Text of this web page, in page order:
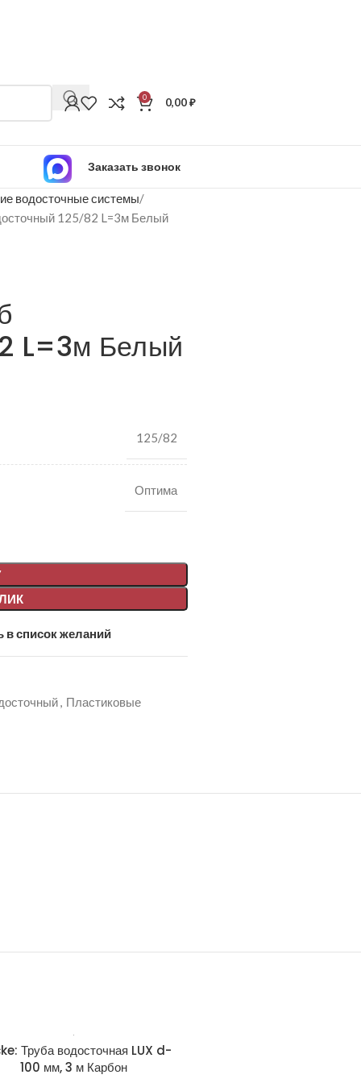
0 0,00₽
Заказать звонок
водосточные системы
125/82 L=3м Белый
L=3м Белый
125/82
Оптима
в список желаний
, Пластиковые
Труба водосточная LUX d-
100 мм, 3 м Карбон